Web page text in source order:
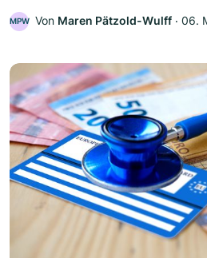
MPW Von Maren Pätzold-Wulff ‧ 06.